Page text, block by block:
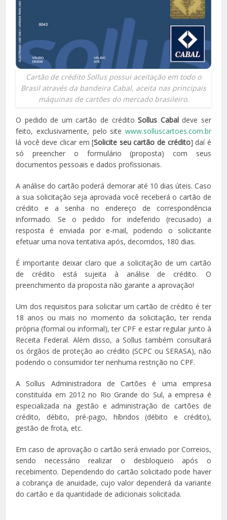
Cartão de crédito Sollus possui aceitação em todo o
Brasil através da bandeira Cabal, aceita nas principais
máquinas de cartões do mercado brasileiro.
O pedido de um cartão de créditoSollus Cabaldeve ser
feito, exclusivamente, pelo site www.solluscartoes.com.br
lá você deve clicar em [Solicite seu cartão de crédito] daí é
só preencher o formulário (proposta) com seus
documentos pessoais e dados profissionais.
A análise do cartão poderá demorar até 10 dias úteis. Caso
a sua solicitação seja aprovada você receberá o cartão de
crédito e a senha no endereço de correspondência
informado. Se o pedido for indeferido (recusado) a
resposta é enviada por e-mail, podendo o solicitante
efetuar uma nova tentativa após, decorridos, 180 dias.
É importante deixar claro que a solicitação de um cartão
de crédito está sujeita à análise de crédito. O
preenchimento da proposta não garante a aprovação!
Um dos requisitos para solicitar um cartão de crédito é ter
18 anos ou mais no momento da solicitação, ter renda
própria (formal ou informal), ter CPF e estar regular junto à
Receita Federal. Além disso, a Sollus também consultará
os órgãos de proteção ao crédito (SCPC ou SERASA), não
podendo o consumidor ter nenhuma restrição no CPF.
A Sollus Administradora de Cartões é uma empresa
constituída em 2012 no Rio Grande do Sul, a empresa é
especializada na gestão e administração de cartões de
crédito, débito, pré-pago, híbridos (débito e crédito),
gestão de frota, etc.
Em caso de aprovação o cartão será enviado por Correios,
sendo necessário realizar o desbloqueio após o
recebimento. Dependendo do cartão solicitado pode haver
a cobrança de anuidade, cujo valor dependerá da variante
do cartão e da quantidade de adicionais solicitada.